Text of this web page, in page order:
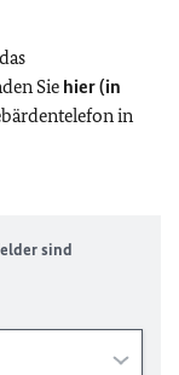
Sie hier (in
in
sind